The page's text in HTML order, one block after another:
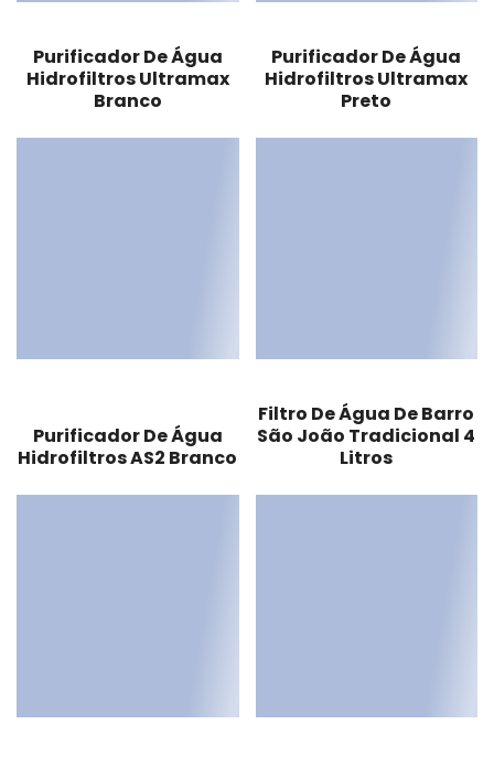
Purificador De Água
Hidrofiltros Ultramax
Branco
Purificador De Água
Hidrofiltros Ultramax
Preto
Purificador De Água
Hidrofiltros AS2 Branco
Filtro De Água De Barro
São João Tradicional 4
Litros